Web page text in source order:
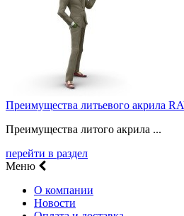
Преимущества литьевого акрила
Преимущества литого акрила ...
перейти в раздел
Меню
О компании
Новости